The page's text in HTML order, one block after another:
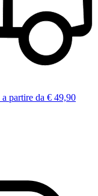
a partire da € 49,90